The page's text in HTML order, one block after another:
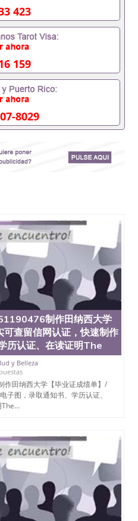
551190476假的毕业证
要定居国外需要
职事业单位/国企假的毕业
企/事业单位需要些什么材
国内能用吗, 挂科拿不到
么办, 没有正常毕业怎么
历认证吗,您是否因为中
551190476您是否因为
您是否因没正
育部认证在校挂科了不想
么办551190476找工作没
网上买文凭可靠
文凭551190476国外本
哪里可以办理澳洲毕
大毕业证551190476申
可以吗551190476哪里
哪里可以修改成绩单
证能查出来吗551190476
如何拿到国外毕业证
毕业证QQ微信551190476
551190476找毕业证封皮
证外壳定制QQ微信
证QQ微信551190476快
国外留学文凭认证
回国认证QQ微信
微信551190476法国留学
国外烫金照片QQ微信
用吗QQ微信551190476
爱尔兰留学回国
硕士文凭办理QQ微信
QQ微信551190476买国
国外本科毕业证怎么办
作QQ微信551190476国
办理国外毕业证价
号查询QQ微信551190476
微信551190476办国外可
上购买真文凭可信吗QQ
查询机构QQ微信
QQ微信551190476如何
海外文凭认证办理
423
159
8029
制作田纳西大学
可查留信网认证，快速制作
历认证、在读证明The
y Belleza
田纳西大学【毕业证成绩单】/
子图，录取通知书、学历认证、